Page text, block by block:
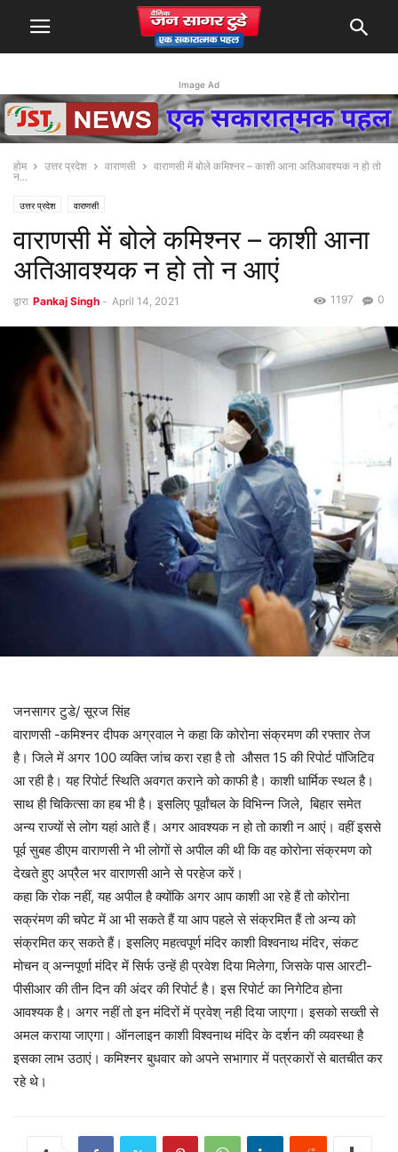
Image Ad
होम उत्तर प्रदेश वाराणसी
वाराणसी में बोले कमिश्‍नर – काशी आना अतिआवश्यक न हो तो
न...
उत्तर प्रदेश वाराणसी
वाराणसी में बोले कमिश्‍नर – काशी आना
अतिआवश्यक न हो तो न आएं
द्वारा Pankaj Singh - April 14, 2021 0
1197
जनसागर टुडे/ सूरज सिंह
वाराणसी -कमिश्नर दीपक अग्रवाल ने कहा कि कोरोना संक्रमण की रफ्तार तेज
है। जिले में अगर 100 व्यक्ति जांच करा रहा है तो औसत 15 की रिपोर्ट पॉजिटिव
आ रही है। यह रिपोर्ट स्थिति अवगत कराने को काफी है। काशी धार्मिक स्थल है।
साथ ही चिकित्सा का हब भी है। इसलिए पूर्वांचल के विभिन्न जिले, बिहार समेत
अन्य राज्यों से लोग यहां आते हैं। अगर आवश्यक न हो तो काशी न आएं। वहीं इससे
पूर्व सुबह डीएम वाराणसी ने भी लोगों से अपील की थी कि वह कोरोना संक्रमण को
देखते हुए अप्रैल भर वाराणसी आने से परहेज करें।
कहा कि रोक नहीं, यह अपील है क्योंकि अगर आप काशी आ रहे हैं तो कोरोना
सक्रंमण की चपेट में आ भी सकते हैं या आप पहले से संक्रमित हैं तो अन्य को
संक्रमित कर् सकते हैं। इसलिए महत्वपूर्ण मंदिर काशी विश्वनाथ मंदिर, संकट
मोचन व् अन्नपूर्णा मंदिर में सिर्फ उन्हें ही प्रवेश दिया मिलेगा, जिसके पास आरटी-
पीसीआर की तीन दिन की अंदर की रिपोर्ट है। इस रिपोर्ट का निगेटिव होना
आवश्यक है। अगर नहीं तो इन मंदिरों में प्रवेश् नही दिया जाएगा। इसको सख्ती से
अमल कराया जाएगा। ऑनलाइन काशी विश्वनाथ मंदिर के दर्शन की व्यवस्था है
इसका लाभ उठाएं। कमिश्नर बुधवार को अपने सभागार में पत्रकारों से बातचीत कर
रहे थे।